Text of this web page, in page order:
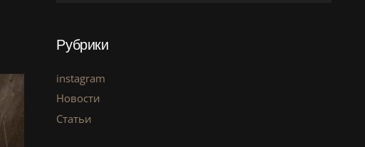
Рубрики
instagram
Новости
Статьи